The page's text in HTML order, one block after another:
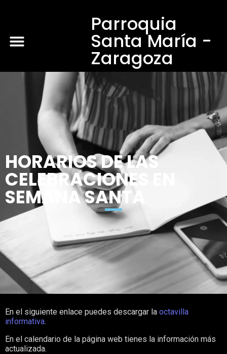
Parroquia
Santa María -
Zaragoza
HORARIOS DE LAS
CELEBRACIONES EN
SEMANA SANTA
En el siguiente enlace puedes descargar la octavilla
informativa.
En el calendario de la página web tienes la información más
actualizada.